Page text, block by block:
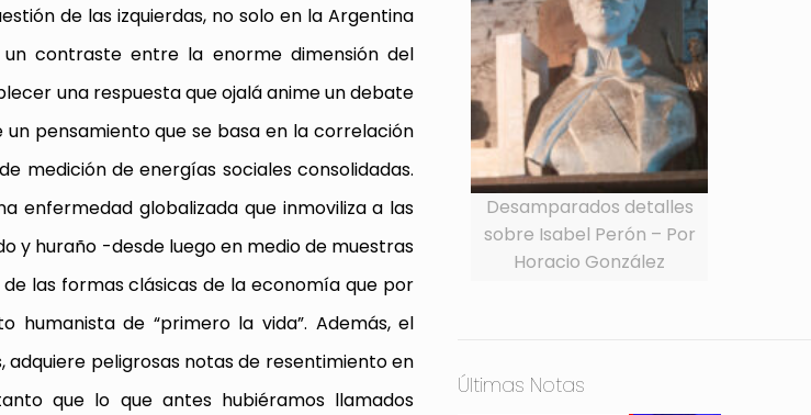
de las izquierdas, no solo en la Argentina
contraste entre la enorme dimensión del
una respuesta que ojalá anime un debate
pensamiento que se basa en la correlación
medición de energías sociales consolidadas.
enfermedad globalizada que inmoviliza a las
y huraño -desde luego en medio de muestras
las formas clásicas de la economía que por
de “primero la vida”. Además, el
peligrosas notas de resentimiento en
que lo que antes hubiéramos llamados
Desamparados detalles
sobre Isabel Perón – Por
Horacio González
Últimas Notas